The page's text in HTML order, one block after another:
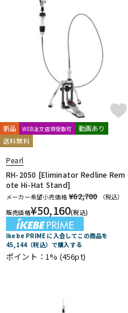
ドラム
キーボード
管楽器
DJ機器
DTM オンライン納品
新品 WEB注文店頭受取可
動画あり
送料無料
Pearl
RH-2050 [Eliminator Redline Rem
ote Hi-Hat Stand]
メーカー希望小売価格 ¥62,700
（税込）
販売価格¥50,160(税込)
Ikebe PRIME に入会してこの商品を
45,144（税込）で購入する
ポイント：1% (456pt)